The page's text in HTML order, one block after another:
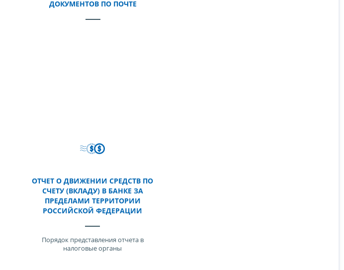
ДОКУМЕНТОВ ПО ПОЧТЕ
ОТЧЕТ О ДВИЖЕНИИ СРЕДСТВ ПО
СЧЕТУ (ВКЛАДУ) В БАНКЕ ЗА
ПРЕДЕЛАМИ ТЕРРИТОРИИ
РОССИЙСКОЙ ФЕДЕРАЦИИ
Порядок представления отчета в
налоговые органы